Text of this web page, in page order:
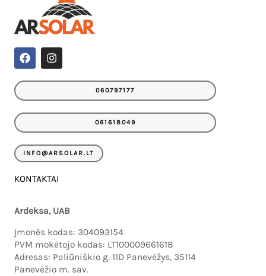
F
a
c
e
o
o
I
n
s
t
g
r
m
060797177
061618049
INFO@ARSOLAR.LT
KONTAKTAI
Ardeksa, UAB
Įmonės kodas: 304093154
PVM mokėtojo kodas: LT100009661618
Adresas: Paliūniškio g. 11D Panevėžys, 35114
Panevėžio m. sav.